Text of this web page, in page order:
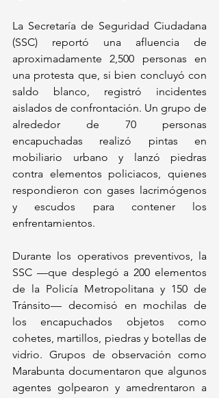
La Secretaría de Seguridad Ciudadana
(SSC) reportó una afluencia de
aproximadamente 2,500 personas en
una protesta que, si bien concluyó con
saldo blanco, registró incidentes
aislados de confrontación. Un grupo de
alrededor de 70 personas
encapuchadas realizó pintas en
mobiliario urbano y lanzó piedras
contra elementos policiacos, quienes
respondieron con gases lacrimógenos
y escudos para contener los
enfrentamientos.
Durante los operativos preventivos, la
SSC —que desplegó a 200 elementos
de la Policía Metropolitana y 150 de
Tránsito— decomisó en mochilas de
los encapuchados objetos como
cohetes, martillos, piedras y botellas de
vidrio. Grupos de observación como
Marabunta documentaron que algunos
agentes golpearon y amedrentaron a